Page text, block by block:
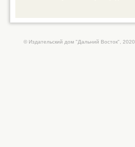
© Издательский дом "Дальний Восток", 2020